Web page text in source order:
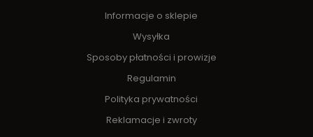
Informacje o sklepie
Wysyłka
Sposoby płatności i prowizje
Regulamin
Polityka prywatności
Reklamacje i zwroty